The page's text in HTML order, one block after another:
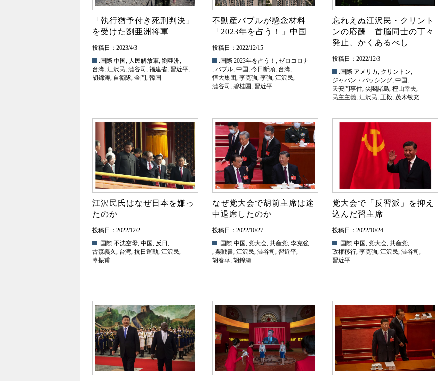
「執行猶予付き死刑判決」
を受けた劉亜洲将軍
投稿日：2023/4/3
.国際 中国, 人民解放軍, 劉亜洲,
台湾, 江沢民, 澁谷司 , 福建省, 習近平,
胡錦涛, 自衛隊, 金門, 韓国
不動産バブルが懸念材料
「2023年を占う！」中国
投稿日：2022/12/15
.国際 2023年を占う！ , ゼロコロナ
, バブル, 中国, 今日断頭, 台湾,
恒大集団, 李克強, 李強, 江沢民,
澁谷司 , 碧桂園, 習近平
忘れえぬ江沢民・クリント
ンの応酬 首脳同士の丁々
発止、かくあるべし
投稿日：2022/12/3
.国際 アメリカ, クリントン,
ジャパン・パッシング, 中国,
天安門事件, 尖閣諸島, 樫山幸夫,
民主主義, 江沢民, 王毅, 茂木敏充
江沢民氏はなぜ日本を嫌っ
たのか
投稿日：2022/12/2
.国際 不沈空母, 中国, 反日 ,
古森義久, 台湾, 抗日運動, 江沢民,
辜振甫
なぜ党大会で胡前主席は途
中退席したのか
投稿日：2022/10/27
.国際 中国, 党大会, 共産党, 李克強
, 栗戦書, 江沢民, 澁谷司 , 習近平,
胡春華, 胡錦濤
党大会で「反習派」を抑え
込んだ習主席
投稿日：2022/10/24
.国際 中国, 党大会, 共産党,
政権移行, 李克強, 江沢民, 澁谷司 ,
習近平